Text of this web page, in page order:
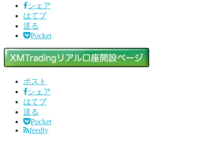
シェア
はてブ
送る
Pocket
ポスト
シェア
はてブ
送る
Pocket
feedly